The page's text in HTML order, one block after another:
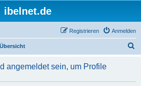
ibelnet.de
Anmelden
Registrieren
h
angemeldet sein, um Profile